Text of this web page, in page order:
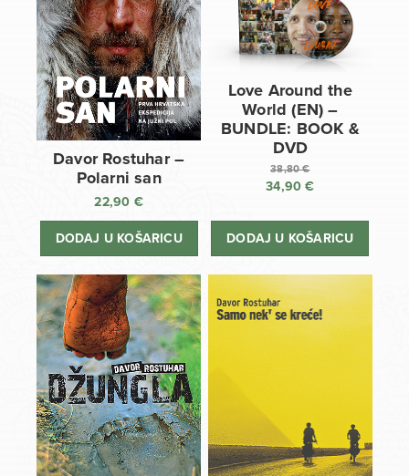
Davor Rostuhar –
Polarni san
22,90 €
DODAJ U KOŠARICU
Love Around the
World (EN) –
BUNDLE: BOOK &
DVD
38,80€
Izvorna
bila
34,90€
cijena
DODAJ U KOŠARICU